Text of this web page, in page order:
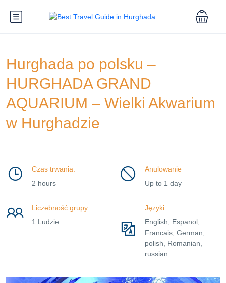
Hurghada po polsku –
HURGHADA GRAND
AQUARIUM – Wielki Akwarium
w Hurghadzie
Czas trwania:
2 hours
Anulowanie
Up to 1 day
Liczebność grupy
1 Ludzie
Języki
English, Espanol,
Francais, German,
polish, Romanian,
russian